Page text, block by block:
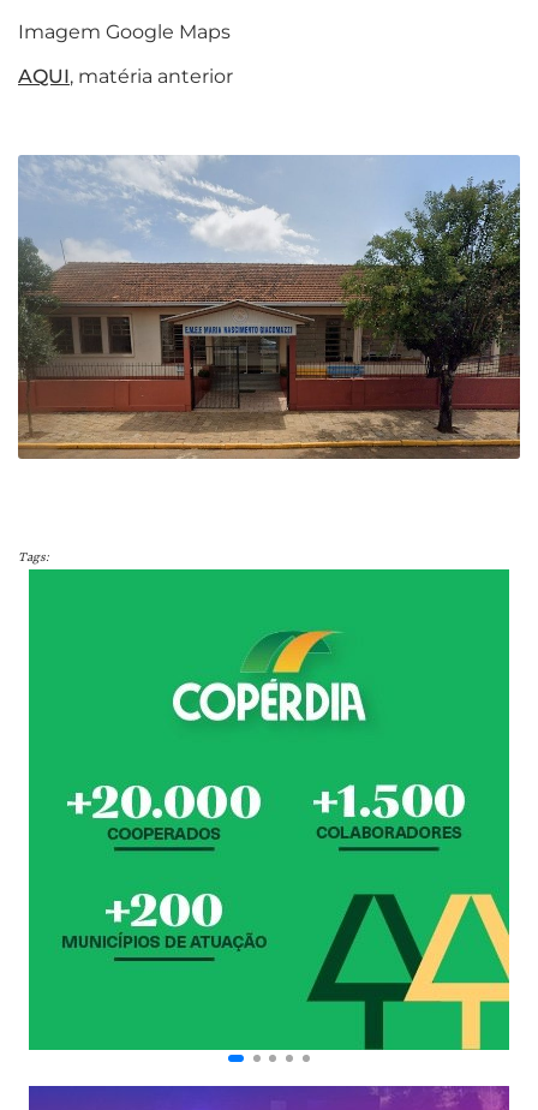
Imagem Google Maps
AQUI, matéria anterior
Tags: